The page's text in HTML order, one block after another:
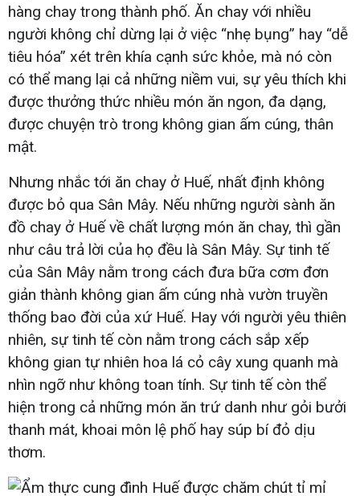
hàng chay trong thành phố. Ăn chay với nhiều
người không chỉ dừng lại ở việc “nhẹ bụng” hay “dễ
tiêu hóa” xét trên khía cạnh sức khỏe, mà nó còn
có thể mang lại cả những niềm vui, sự yêu thích khi
được thưởng thức nhiều món ăn ngon, đa dạng,
được chuyện trò trong không gian ấm cúng, thân
mật.
Nhưng nhắc tới ăn chay ở Huế, nhất định không
được bỏ qua Sân Mây. Nếu những người sành ăn
đồ chay ở Huế về chất lượng món ăn chay, thì gần
như câu trả lời của họ đều là Sân Mây. Sự tinh tế
của Sân Mây nằm trong cách đưa bữa cơm đơn
giản thành không gian ấm cúng nhà vườn truyền
thống bao đời của xứ Huế. Hay với người yêu thiên
nhiên, sự tinh tế còn nằm trong cách sắp xếp
không gian tự nhiên hoa lá cỏ cây xung quanh mà
nhìn ngỡ như không toan tính. Sự tinh tế còn thể
hiện trong cả những món ăn trứ danh như gỏi bưởi
thanh mát, khoai môn lệ phố hay súp bí đỏ dịu
thơm.